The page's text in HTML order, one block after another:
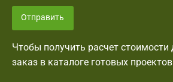
Отправить
Чтобы получить расчет
заказ в каталоге готовых